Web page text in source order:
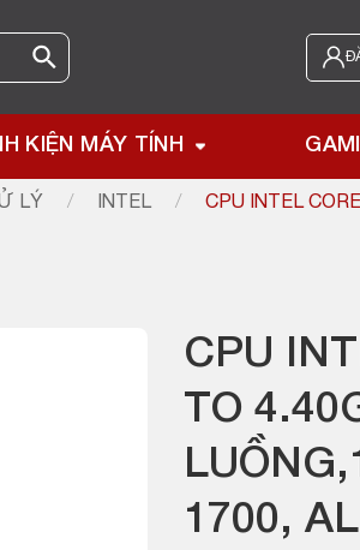
KIỆN MÁY TÍNH
LÝ / INTEL /
CPU INTEL
CPU
TO
1700,